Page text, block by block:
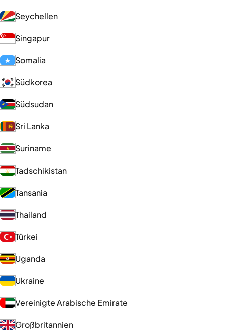
Seychellen
Singapur
Somalia
Südkorea
Südsudan
Sri Lanka
Suriname
Tadschikistan
Tansania
Thailand
Türkei
Uganda
Ukraine
Vereinigte Arabische Emirate
Großbritannien